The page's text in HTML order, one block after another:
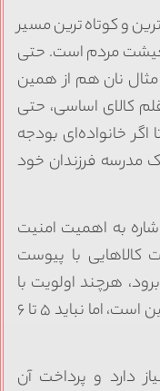
و کوتاه‌ترین مسیر
مردم است. حتی
مثال نان هم از همین
خریداری شود. همچنین تا ۱۵ قلم کالای اساسی، حتی
اگر خانواده‌ای بودجه
مدرسه فرزندان خود
به اهمیت امنیت
کالاهایی با پیوست
هرچند اولویت با
امنیت غذایی و تمرکز بر سه دهک پایین است، اما نباید ۵ تا ۶
همت پول نیاز دارد و پرداخت آن